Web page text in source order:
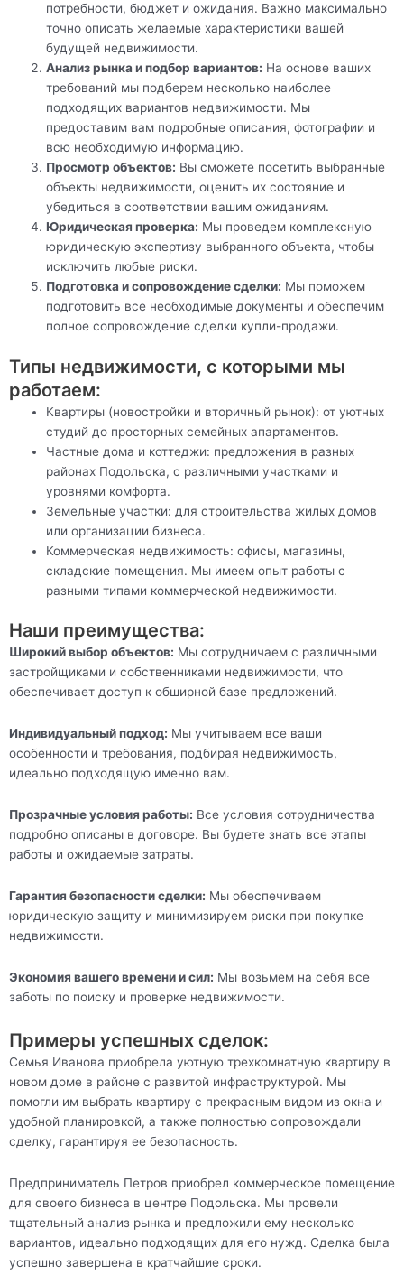
потребности, бюджет и ожидания. Важно максимально
точно описать желаемые характеристики вашей
будущей недвижимости.
Анализ рынка и подбор вариантов: На основе ваших
требований мы подберем несколько наиболее
подходящих вариантов недвижимости. Мы
предоставим вам подробные описания, фотографии и
всю необходимую информацию.
Просмотр объектов: Вы сможете посетить выбранные
объекты недвижимости, оценить их состояние и
убедиться в соответствии вашим ожиданиям.
Юридическая проверка: Мы проведем комплексную
юридическую экспертизу выбранного объекта, чтобы
исключить любые риски.
Подготовка и сопровождение сделки: Мы поможем
подготовить все необходимые документы и обеспечим
полное сопровождение сделки купли-продажи.
Типы недвижимости, с которыми мы
работаем:
Квартиры (новостройки и вторичный рынок): от уютных
студий до просторных семейных апартаментов.
Частные дома и коттеджи: предложения в разных
районах Подольска, с различными участками и
уровнями комфорта.
Земельные участки: для строительства жилых домов
или организации бизнеса.
Коммерческая недвижимость: офисы, магазины,
складские помещения. Мы имеем опыт работы с
разными типами коммерческой недвижимости.
Наши преимущества:
Широкий выбор объектов: Мы сотрудничаем с различными
застройщиками и собственниками недвижимости, что
обеспечивает доступ к обширной базе предложений.
Индивидуальный подход: Мы учитываем все ваши
особенности и требования, подбирая недвижимость,
идеально подходящую именно вам.
Прозрачные условия работы: Все условия сотрудничества
подробно описаны в договоре. Вы будете знать все этапы
работы и ожидаемые затраты.
Гарантия безопасности сделки: Мы обеспечиваем
юридическую защиту и минимизируем риски при покупке
недвижимости.
Экономия вашего времени и сил: Мы возьмем на себя все
заботы по поиску и проверке недвижимости.
Примеры успешных сделок:
Семья Иванова приобрела уютную трехкомнатную квартиру в
новом доме в районе с развитой инфраструктурой. Мы
помогли им выбрать квартиру с прекрасным видом из окна и
удобной планировкой, а также полностью сопровождали
сделку, гарантируя ее безопасность.
Предприниматель Петров приобрел коммерческое помещение
для своего бизнеса в центре Подольска. Мы провели
тщательный анализ рынка и предложили ему несколько
вариантов, идеально подходящих для его нужд. Сделка была
успешно завершена в кратчайшие сроки.